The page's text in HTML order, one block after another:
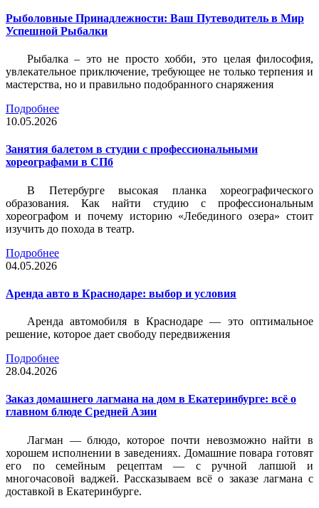
Рыболовные Принадлежности: Ваш Путеводитель в Мир
Успешной Рыбалки
Рыбалка – это не просто хобби, это целая философия,
увлекательное приключение, требующее не только терпения и
мастерства, но и правильно подобранного снаряжения
Подробнее
10.05.2026
Занятия балетом в студии с профессиональными
хореографами в СПб
В Петербурге высокая планка хореографического
образования. Как найти студию с профессиональным
хореографом и почему историю «Лебединого озера» стоит
изучить до похода в театр.
Подробнее
04.05.2026
Аренда авто в Краснодаре: выбор и условия
Аренда автомобиля в Краснодаре — это оптимальное
решение, которое дает свободу передвижения
Подробнее
28.04.2026
Заказ домашнего лагмана на дом в Екатеринбурге: всё о
главном блюде Средней Азии
Лагман — блюдо, которое почти невозможно найти в
хорошем исполнении в заведениях. Домашние повара готовят
его по семейным рецептам — с ручной лапшой и
многочасовой ваджей. Рассказываем всё о заказе лагмана с
доставкой в Екатеринбурге.